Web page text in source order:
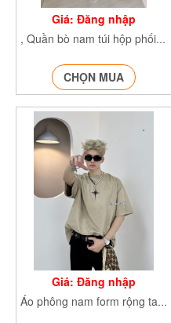
Giá: Đăng nhập
, Quần bò nam túi hộp phối khóa Quanjeannamphoikhoa
CHỌN MUA
Giá: Đăng nhập
Áo phông nam form rộng tay lỡ AophongnamformrongT11